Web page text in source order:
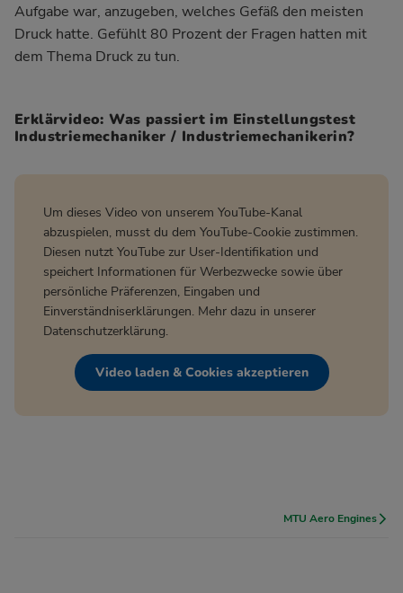
Aufgabe war, anzugeben, welches Gefäß den meisten
Druck hatte. Gefühlt 80 Prozent der Fragen hatten mit
dem Thema Druck zu tun.
Erklärvideo: Was passiert im Einstellungstest
Industriemechaniker / Industriemechanikerin?
Um dieses Video von unserem YouTube-Kanal
abzuspielen, musst du dem YouTube-Cookie zustimmen.
Diesen nutzt YouTube zur User-Identifikation und
speichert Informationen für Werbezwecke sowie über
persönliche Präferenzen, Eingaben und
Einverständniserklärungen. Mehr dazu in unserer
Datenschutzerklärung.
Video laden & Cookies akzeptieren
MTU Aero Engines